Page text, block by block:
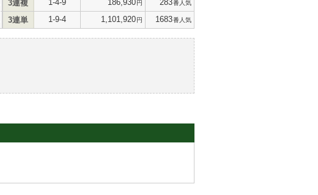
3連複 1-4-9 186,930円 283番人気
3連単 1-9-4 1,101,920円 1683番人気